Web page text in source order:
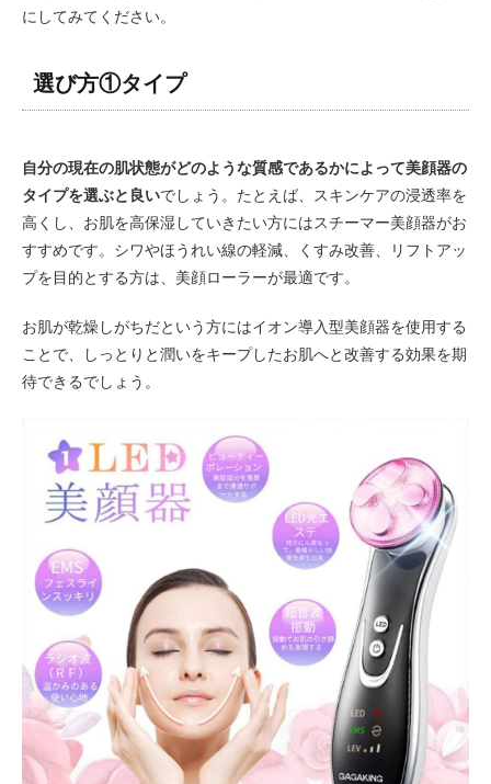
にしてみてください。
選び方①タイプ
自分の現在の肌状態がどのような質感であるかによって美顔器の
タイプを選ぶと良いでしょう。たとえば、スキンケアの浸透率を
高くし、お肌を高保湿していきたい方にはスチーマー美顔器がお
すすめです。シワやほうれい線の軽減、くすみ改善、リフトアッ
プを目的とする方は、美顔ローラーが最適です。
お肌が乾燥しがちだという方にはイオン導入型美顔器を使用する
ことで、しっとりと潤いをキープしたお肌へと改善する効果を期
待できるでしょう。